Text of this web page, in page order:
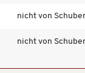
nicht von
nicht von